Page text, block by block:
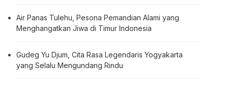
Air Panas Tulehu, Pesona Pemandian Alami yang
Menghangatkan Jiwa di Timur Indonesia
Gudeg Yu Djum, Cita Rasa Legendaris Yogyakarta
yang Selalu Mengundang Rindu